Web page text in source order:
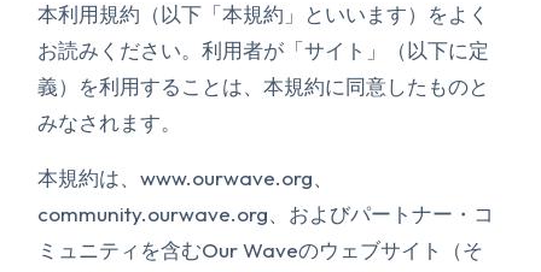
本利用規約（以下「本規約」といいます）をよく
お読みください。利用者が「サイト」（以下に定
義）を利用することは、本規約に同意したものと
みなされます。
本規約は、www.ourwave.org、
community.ourwave.org、およびパートナー・コ
ミュニティを含むOur Waveのウェブサイト（そ